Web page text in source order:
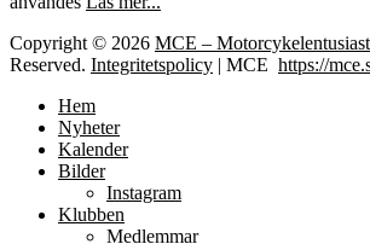
Copyright © 2026 MCE –
Reserved. Integritetspolicy | MCE https://
Hem
Nyheter
Kalender
Bilder
Instagram
Klubben
Medlemmar